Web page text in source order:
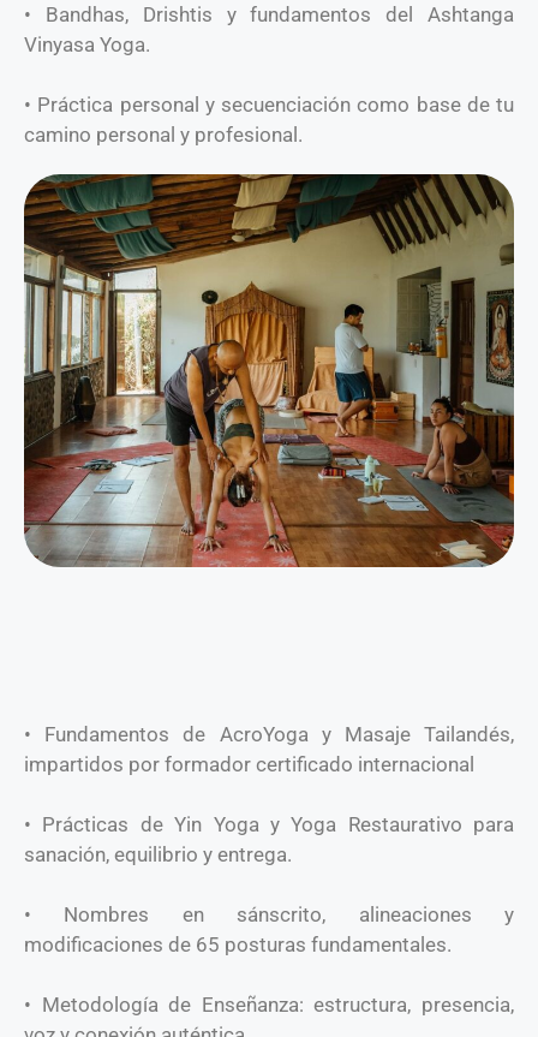
• Bandhas, Drishtis y fundamentos del Ashtanga
Vinyasa Yoga.
• Práctica personal y secuenciación como base de tu
camino personal y profesional.
• Fundamentos de AcroYoga y Masaje Tailandés,
impartidos por formador certificado internacional
• Prácticas de Yin Yoga y Yoga Restaurativo para
sanación, equilibrio y entrega.
• Nombres en sánscrito, alineaciones y
modificaciones de 65 posturas fundamentales.
• Metodología de Enseñanza: estructura, presencia,